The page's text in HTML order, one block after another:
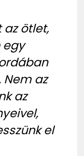
az ötlet,
egy
az
az
el